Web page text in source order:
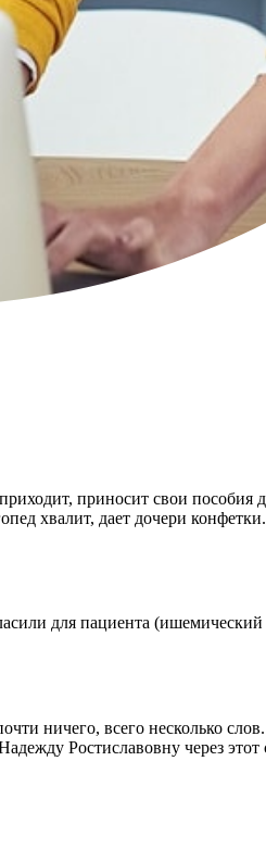
приносит свои
хвалит, дает дочери
для пациента
ничего, всего несколько
Ростиславовну через